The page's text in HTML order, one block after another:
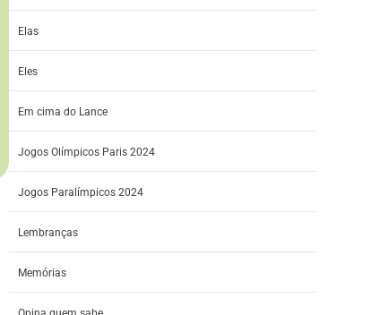
Elas
Eles
Em cima do Lance
Jogos Olímpicos Paris 2024
Jogos Paralímpicos 2024
Lembranças
Memórias